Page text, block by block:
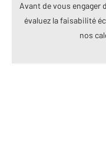
Avant de vous engager
évaluez la faisabilité
nos